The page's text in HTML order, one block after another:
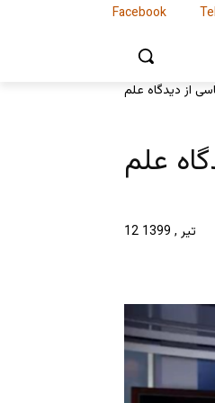
FacebookFacebook
از دیدگاه علم
علم
12 تیر , 1399